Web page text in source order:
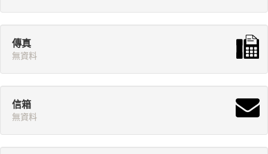
傳真
無資料
信箱
無資料